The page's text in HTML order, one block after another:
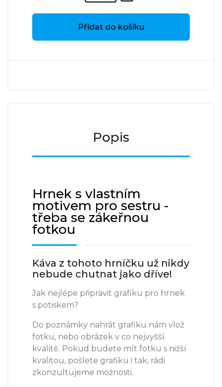
Přidat do košíku
Popis
Hrnek s vlastním
motivem pro sestru -
třeba se zákeřnou
fotkou
Káva z tohoto hrníčku už nikdy
nebude chutnat jako dříve!
Jak nejlépe připravit grafiku pro hrnek
s potiskem?
Do poznámky nahrát grafiku nám vlož
fotku, nebo obrázek v co nejvyšší
kvalitě. Pokud budete mít fotku s nižší
kvalitou, pošlete grafiku i tak, rádi
zkonzultujeme možnosti.